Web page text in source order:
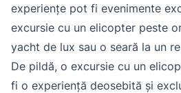
experiențe pot fi evenimente
excursie cu un elicopter peste
yacht de lux sau o seară la un
De pildă, o excursie cu un
fi o experiență deosebită și